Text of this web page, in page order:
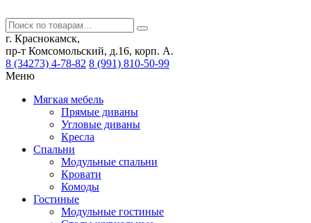
г. Краснокамск,
пр-т Комсомольский, д.16, корп. А.
8 (34273) 4-78-82 8 (991) 810-50-99
Меню
Мягкая мебель
Прямые диваны
Угловые диваны
Кресла
Спальни
Модульные спальни
Кровати
Комоды
Гостиные
Модульные гостиные